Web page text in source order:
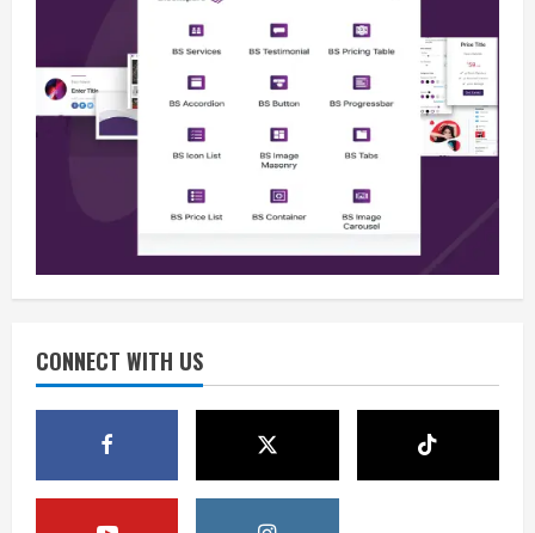
CONNECT WITH US
Berita
Situasi Nasional Aman, Publik Diminta
Waspadai Provokasi Jelang HUT RI
August 8, 2026
3
Opini
Situasi Nasional Aman Harus Dijaga
HUT RI ke-81 Momentum Menjaga
Stabilitas, Keamanan, dan Optimisme
August 8, 2026